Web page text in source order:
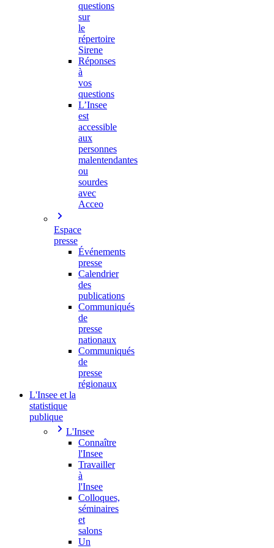
questions
sur
le
répertoire
Sirene
Réponses
à
vos
questions
L’Insee
est
accessible
aux
personnes
malentendantes
ou
sourdes
avec
Acceo
Espace
presse
Événements
presse
Calendrier
des
publications
Communiqués
de
presse
nationaux
Communiqués
de
presse
régionaux
L'Insee et la
statistique
publique
L'Insee
Connaître
l'Insee
Travailler
à
l'Insee
Colloques,
séminaires
et
salons
Un